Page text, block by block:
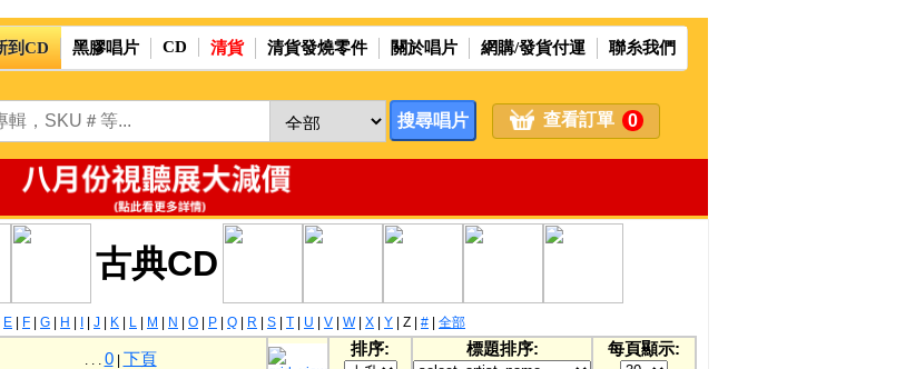
到CD 黑膠唱片 CD 清貨 清貨發燒零件 關於唱片 網購/發貨付運 聯糸我們
查看訂單 0
古典CD
E | F | G | H | I | J | K | L | M | N | O | P | Q | R | S | T | U | V | W| X | Y | Z | # | 全部
0 | 下頁
排序: 標題排序: 每頁顯示: